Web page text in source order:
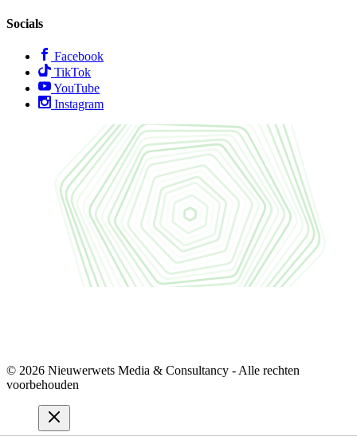
Socials
Facebook
TikTok
YouTube
Instagram
© 2026 Nieuwerwets Media & Consultancy - Alle rechten
voorbehouden